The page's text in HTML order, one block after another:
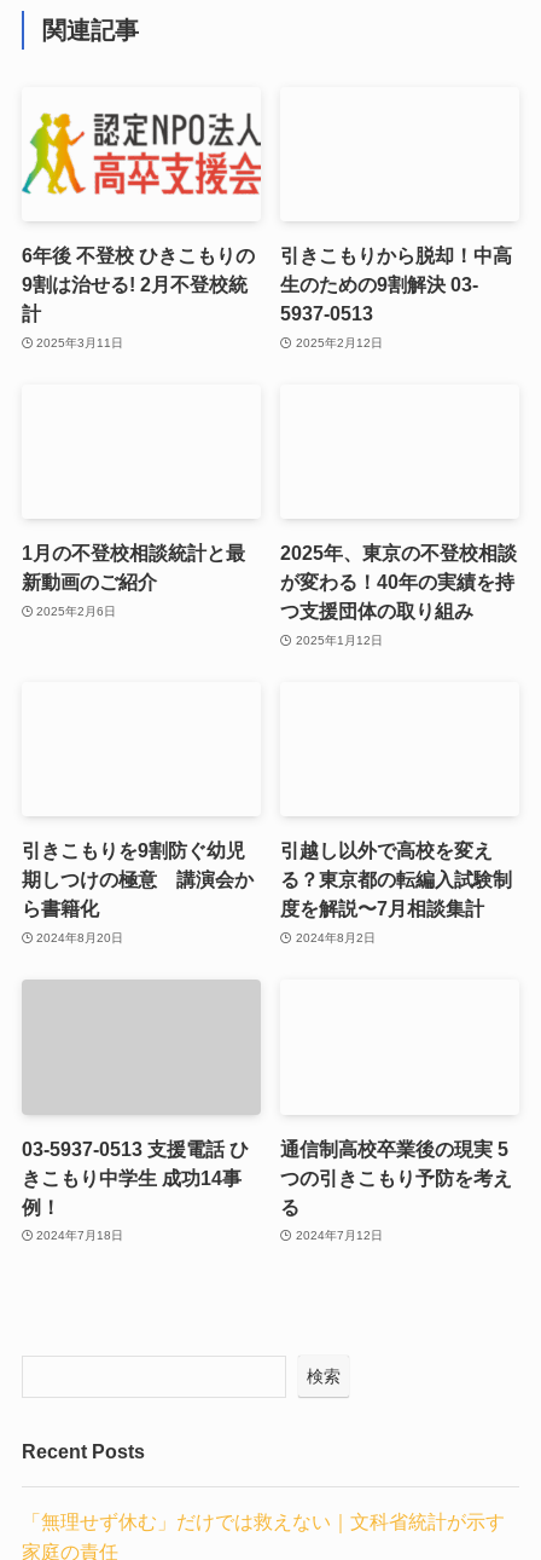
関連記事
6年後 不登校 ひきこもりの
9割は治せる! 2月不登校統
計
2025年3月11日
引きこもりから脱却！中高
生のための9割解決 03-
5937-0513
2025年2月12日
1月の不登校相談統計と最
新動画のご紹介
2025年2月6日
2025年、東京の不登校相談
が変わる！40年の実績を持
つ支援団体の取り組み
2025年1月12日
引きこもりを9割防ぐ幼児
期しつけの極意 講演会か
ら書籍化
2024年8月20日
引越し以外で高校を変え
る？東京都の転編入試験制
度を解説〜7月相談集計
2024年8月2日
03-5937-0513 支援電話 ひ
きこもり中学生 成功14事
例！
2024年7月18日
通信制高校卒業後の現実 5
つの引きこもり予防を考え
る
2024年7月12日
検索
Recent Posts
「無理せず休む」だけでは救えない｜文科省統計が示す
家庭の責任